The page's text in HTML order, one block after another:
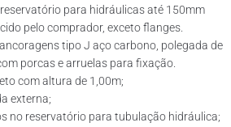
para hidráulicas até 150mm
pelo comprador, exceto flanges.
tipo J aço carbono, polegada de
porcas e arruelas para fixação.
com altura de 1,00m;
externa;
no reservatório para tubulação hidráulica;